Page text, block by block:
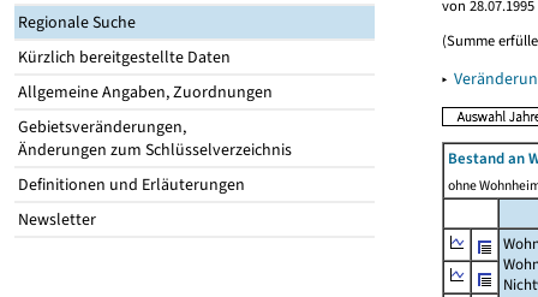
Regionale Suche
Kürzlich bereitgestellte Daten
Allgemeine Angaben, Zuordnungen
Gebietsveränderungen,
Änderungen zum Schlüsselverzeichnis
Definitionen und Erläuterungen
Newsletter
von
(Summe
▸
Bestand an
ohne